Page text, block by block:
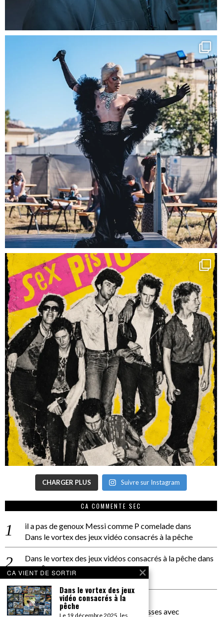
CHARGER PLUS Suivre sur Instagram
CA COMMENTE SEC
il a pas de genoux Messi comme P comeladedans
Dans le vortex des jeux vidéo consacrés à la pêche
Dans le vortex des jeux vidéos consacrés à la pêchedans
PACÔME THIELLEMENT
La séance d’Hip Gnose
La Patrie
dans
On a parlé Dolce Vita et lutte des classes avec
CA VIENT DE SORTIR
Dans le vortex des jeux
vidéo consacrés à la
pêche
Le 19 décembre 2025, les